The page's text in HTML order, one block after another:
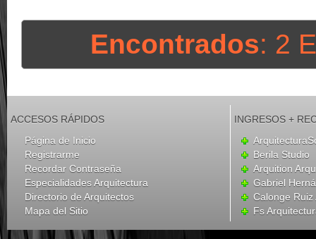
Encontrados: 2
ACCESOS RÁPIDOS
Página de Inicio
Registrarme
Recordar Contraseña
Especialidades Arquitectura
Directorio de Arquitectos
Mapa del Sitio
INGRESOS +
Berila Studio
Arquition
Gabriel
Calonge Ruiz
Fs